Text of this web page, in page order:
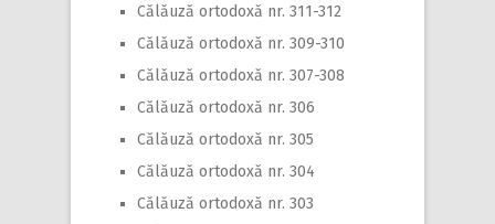
Călăuză ortodoxă nr. 311-312
Călăuză ortodoxă nr. 309-310
Călăuză ortodoxă nr. 307-308
Călăuză ortodoxă nr. 306
Călăuză ortodoxă nr. 305
Călăuză ortodoxă nr. 304
Călăuză ortodoxă nr. 303